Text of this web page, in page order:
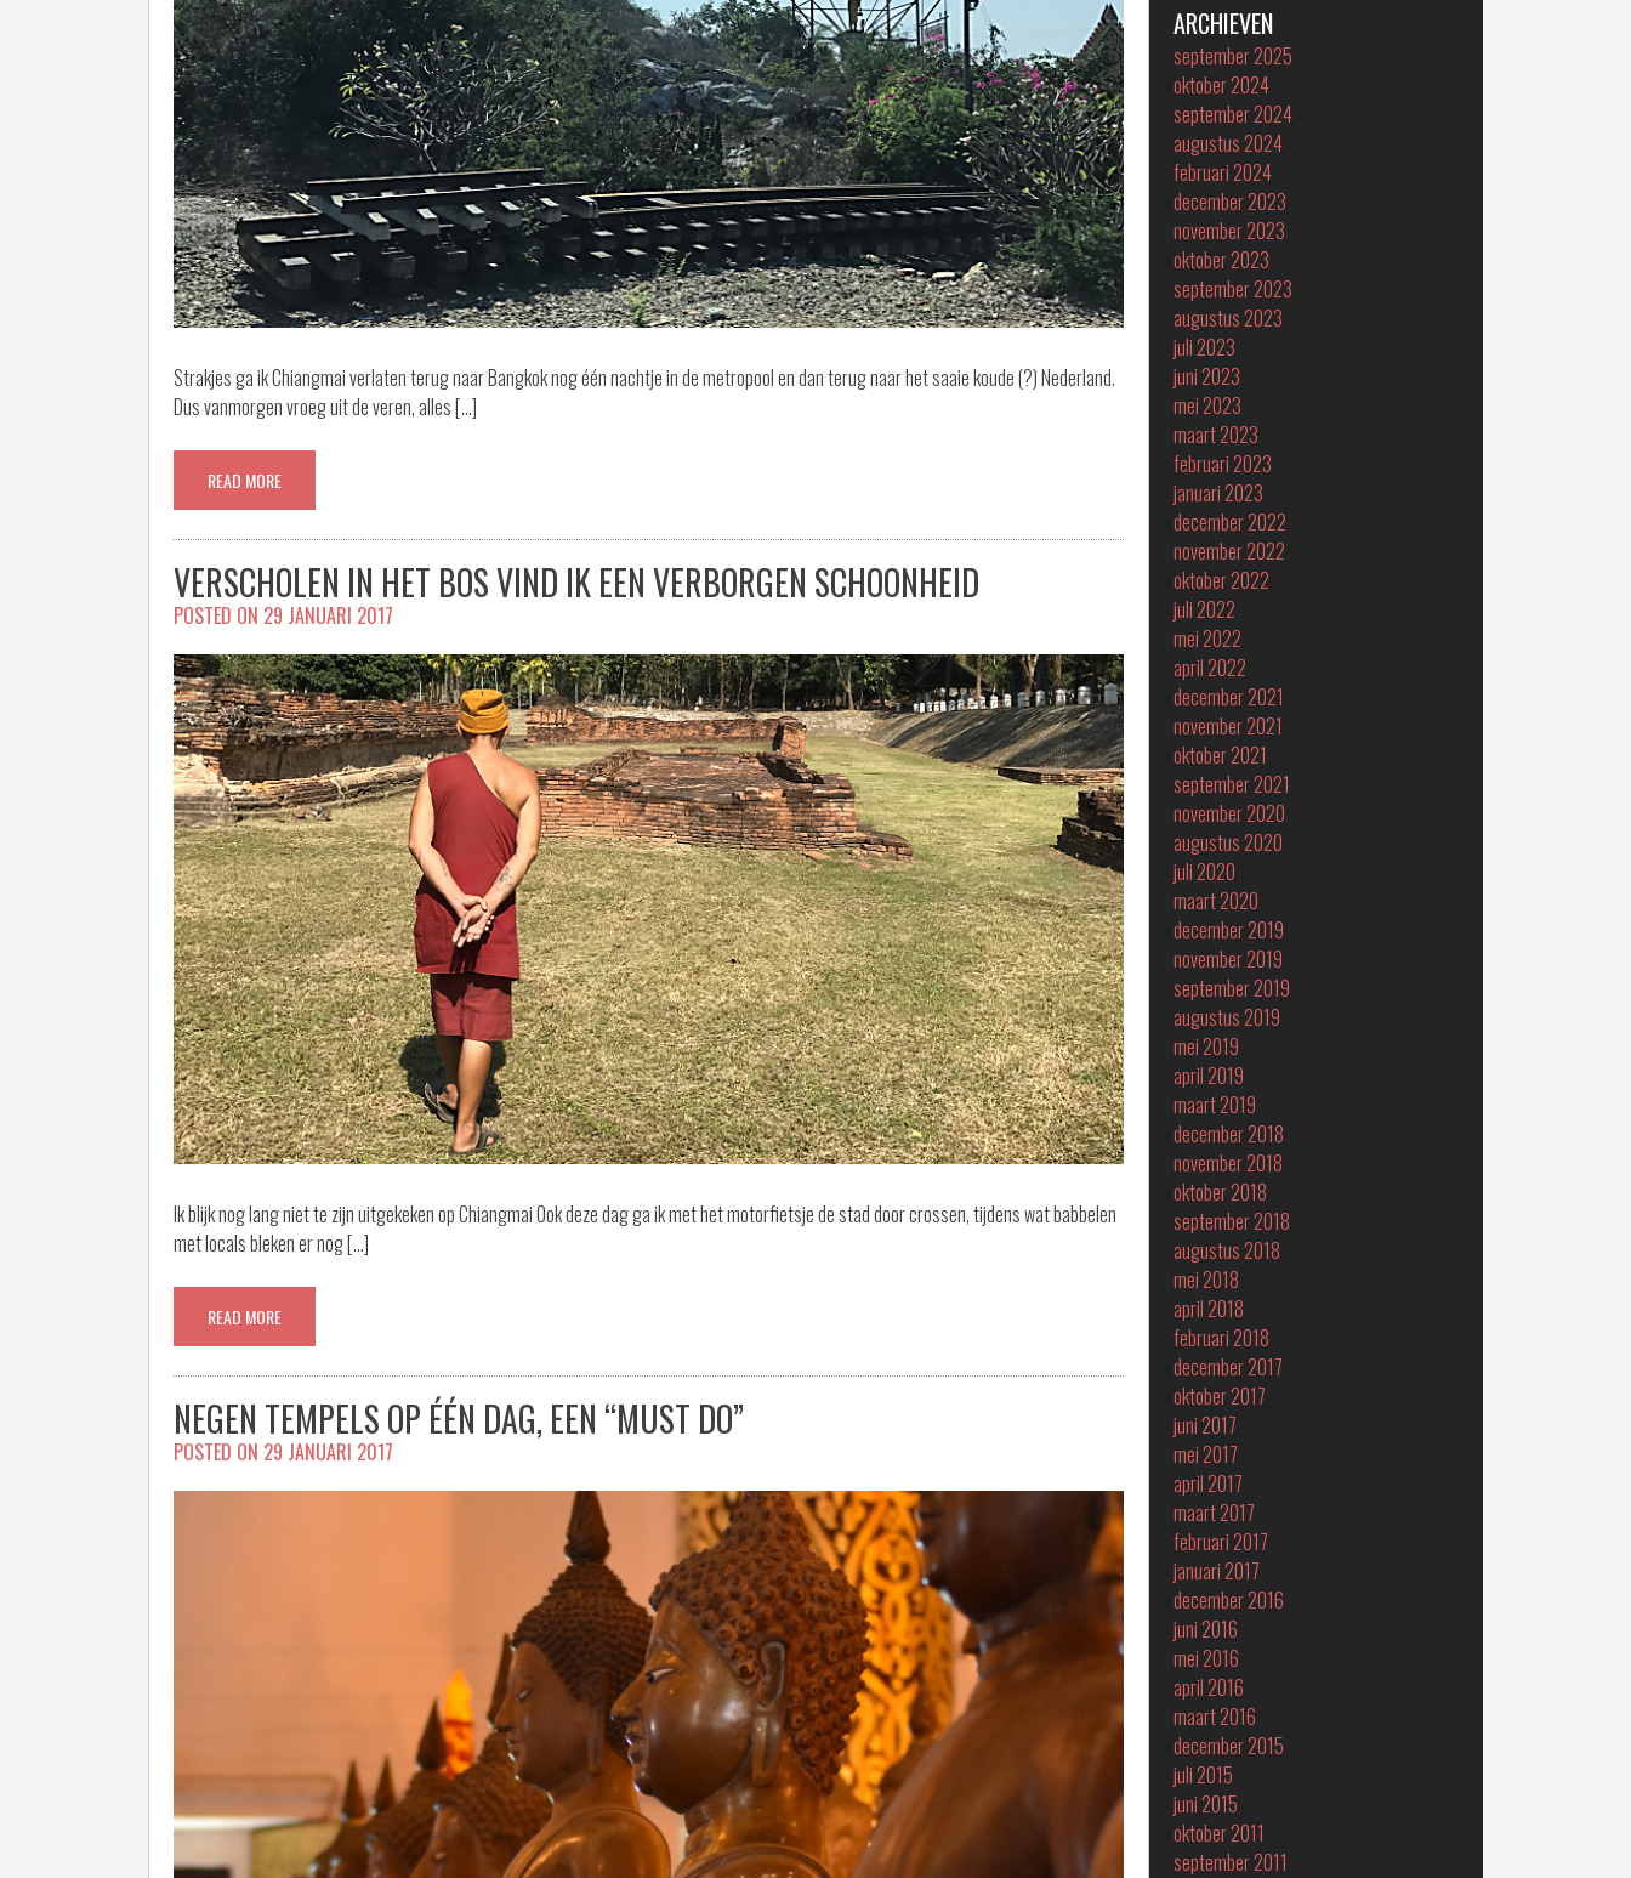
Strakjes ga ik Chiangmai verlaten terug naar Bangkok nog één nachtje in de metropool en dan terug naar het saaie koude (?) Nederland.
Dus vanmorgen vroeg uit de veren, alles […]
READ MORE
VERSCHOLEN IN HET BOS VIND IK EEN VERBORGEN SCHOONHEID
POSTED ON 29 JANUARI 2017
Ik blijk nog lang niet te zijn uitgekeken op Chiangmai Ook deze dag ga ik met het motorfietsje de stad door crossen, tijdens wat babbelen
met locals bleken er nog […]
READ MORE
NEGEN TEMPELS OP ÉÉN DAG, EEN “MUST DO”
POSTED ON 29 JANUARI 2017
ARCHIEVEN
september 2025
oktober 2024
september 2024
augustus 2024
februari 2024
december 2023
november 2023
oktober 2023
september 2023
augustus 2023
juli 2023
juni 2023
mei 2023
maart 2023
februari 2023
januari 2023
december 2022
november 2022
oktober 2022
juli 2022
mei 2022
april 2022
december 2021
november 2021
oktober 2021
september 2021
november 2020
augustus 2020
juli 2020
maart 2020
december 2019
november 2019
september 2019
augustus 2019
mei 2019
april 2019
maart 2019
december 2018
november 2018
oktober 2018
september 2018
augustus 2018
mei 2018
april 2018
februari 2018
december 2017
oktober 2017
juni 2017
mei 2017
april 2017
maart 2017
februari 2017
januari 2017
december 2016
juni 2016
mei 2016
april 2016
maart 2016
december 2015
juli 2015
juni 2015
oktober 2011
september 2011